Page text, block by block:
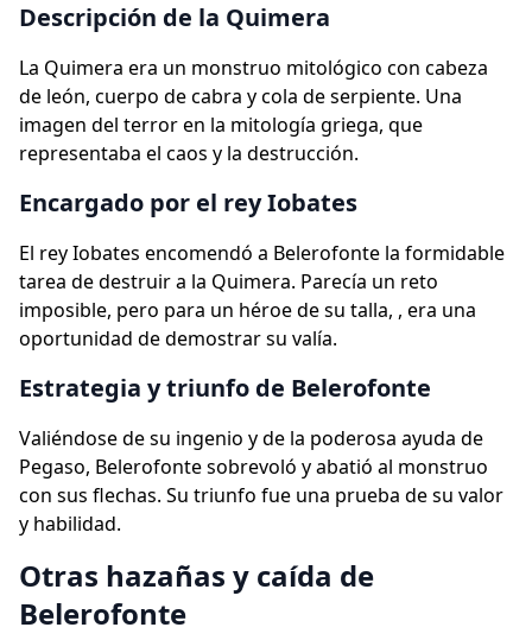
Descripción de la Quimera
La Quimera era un monstruo mitológico con cabeza
de león, cuerpo de cabra y cola de serpiente. Una
imagen del terror en la mitología griega, que
representaba el caos y la destrucción.
Encargado por el rey Iobates
El rey Iobates encomendó a Belerofonte la formidable
tarea de destruir a la Quimera. Parecía un reto
imposible, pero para un héroe de su talla, , era una
oportunidad de demostrar su valía.
Estrategia y triunfo de Belerofonte
Valiéndose de su ingenio y de la poderosa ayuda de
Pegaso, Belerofonte sobrevoló y abatió al monstruo
con sus flechas. Su triunfo fue una prueba de su valor
y habilidad.
Otras hazañas y caída de
Belerofonte